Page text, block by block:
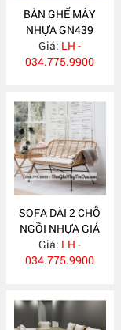
BÀN GHẾ MÂY
NHỰA GN439
Giá: LH -
034.775.9900
SOFA DÀI 2 CHỖ
NGỒI NHỰA GIẢ
MÂY GN436
Giá: LH -
034.775.9900